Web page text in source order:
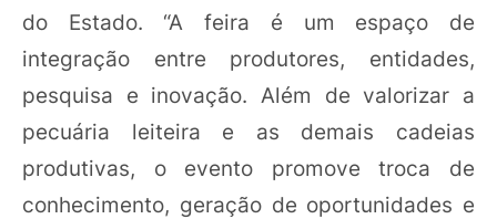
do Estado. “A feira é um espaço de
integração entre produtores, entidades,
pesquisa e inovação. Além de valorizar a
pecuária leiteira e as demais cadeias
produtivas, o evento promove troca de
conhecimento, geração de oportunidades e